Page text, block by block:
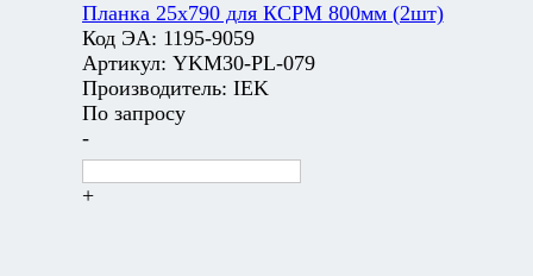
Планка 25х790 для КСРМ 800мм (2шт)
Код ЭА: 1195-9059
Артикул: YKM30-PL-079
Производитель: IEK
По запросу
-
+